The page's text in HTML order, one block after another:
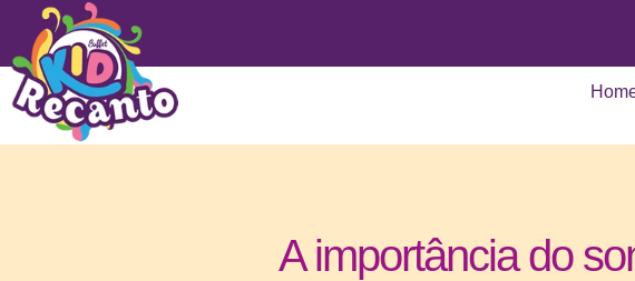
A importância do